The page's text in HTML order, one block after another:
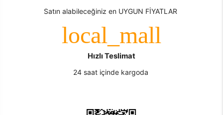
Satın alabileceğiniz en UYGUN FİYATLAR
Hızlı Teslimat
24 saat içinde kargoda